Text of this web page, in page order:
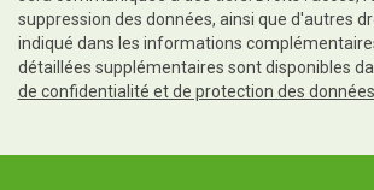
suppression des données, ainsi que d'autres
indiqué dans les informations
détaillées supplémentaires sont disponibles
de confidentialité et de protection des données